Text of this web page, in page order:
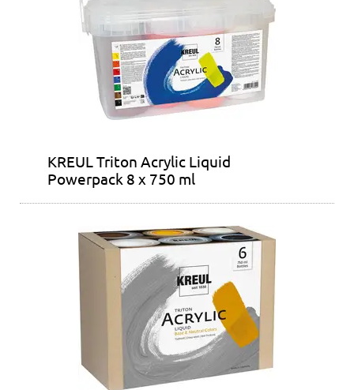
KREUL Triton Acrylic Liquid
Powerpack 8 x 750 ml